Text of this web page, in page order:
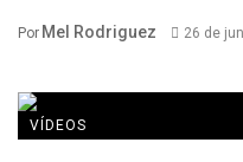
Por Mel Rodriguez 26 de
VÍDEOS